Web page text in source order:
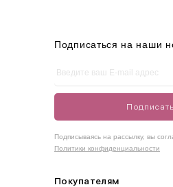
42-50
Как правильно себя обмерить
Измеряется по самым
Покупателям
Подписаться на наши
Подписываясь на рассылку, вы
Политики конфиденциальности